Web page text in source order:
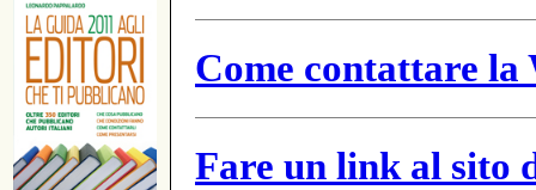
Come contattare
Fare un link al sito